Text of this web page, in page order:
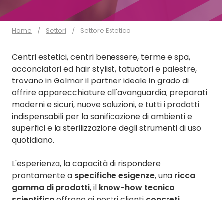
Home Settori Settore Estetico
Centri estetici, centri benessere, terme e spa,
acconciatori ed hair stylist, tatuatori e palestre,
trovano in Golmar il partner ideale in grado di
offrire apparecchiature all'avanguardia, preparati
moderni e sicuri, nuove soluzioni, e tutti i prodotti
indispensabili per la sanificazione di ambienti e
superfici e la sterilizzazione degli strumenti di uso
quotidiano.
L'esperienza, la capacità di rispondere
prontamente a specifiche esigenze, una ricca
gamma di prodotti, il know-how tecnico